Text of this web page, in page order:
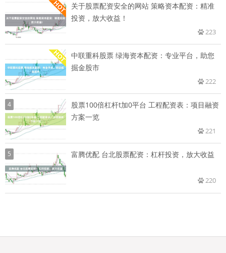
关于股票配资安全的网站 策略资本配资：精准
投资，放大收益！
223
中联重科股票 绿海资本配资：专业平台，助您
掘金股市
222
4
股票100倍杠杆t加0平台 工程配资表：项目融资
方案一览
221
5 富腾优配 台北股票配资：杠杆投资，放大收益
220